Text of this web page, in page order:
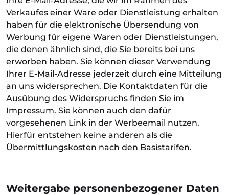
Verkaufes einer Ware oder Dienstleistung erhalten
haben für die elektronische Übersendung von
Werbung für eigene Waren oder Dienstleistungen,
die denen ähnlich sind, die Sie bereits bei uns
erworben haben. Sie können dieser Verwendung
Ihrer E-Mail-Adresse jederzeit durch eine Mitteilung
an uns widersprechen. Die Kontaktdaten für die
Ausübung des Widerspruchs finden Sie im
Impressum. Sie können auch den dafür
vorgesehenen Link in der Werbeemail nutzen.
Hierfür entstehen keine anderen als die
Übermittlungskosten nach den Basistarifen.
Weitergabe personenbezogener Daten